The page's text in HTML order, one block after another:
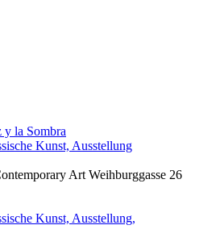
la Sombra
Kunst, Ausstellung
Art Weihburggasse 26
Kunst, Ausstellung,